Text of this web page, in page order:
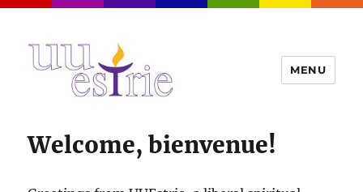
UUEstrie
MENU
Welcome, bienvenue!